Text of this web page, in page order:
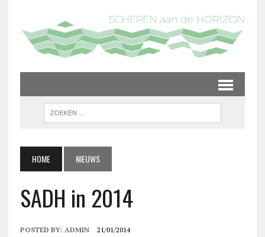
HOME NIEUWS
SADH in 2014
POSTED BY: ADMIN 21/01/2014